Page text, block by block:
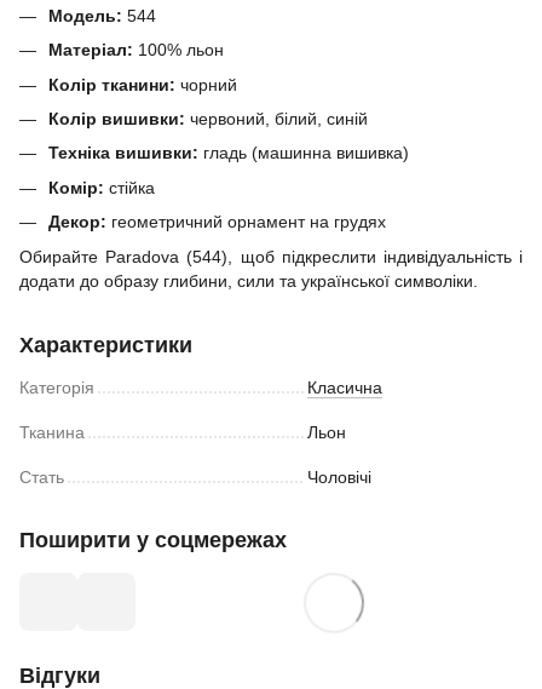
Модель: 544
Матеріал: 100% льон
Колір тканини: чорний
Колір вишивки: червоний, білий, синій
Техніка вишивки: гладь (машинна вишивка)
Комір: стійка
Декор: геометричний орнамент на грудях
Обирайте Paradova (544), щоб підкреслити індивідуальність і
додати до образу глибини, сили та української символіки.
Характеристики
Категорія Класична
Тканина Льон
Стать Чоловічі
Поширити у соцмережах
Відгуки